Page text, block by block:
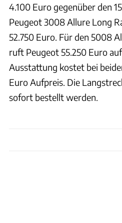
4.100 Euro gegenüber den
Peugeot 3008 Allure Long
52.750 Euro. Für den 5008
ruft Peugeot 55.250 Euro
Ausstattung kostet bei
Euro Aufpreis. Die
sofort bestellt werden.